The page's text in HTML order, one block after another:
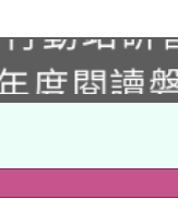
度閱讀
師名單